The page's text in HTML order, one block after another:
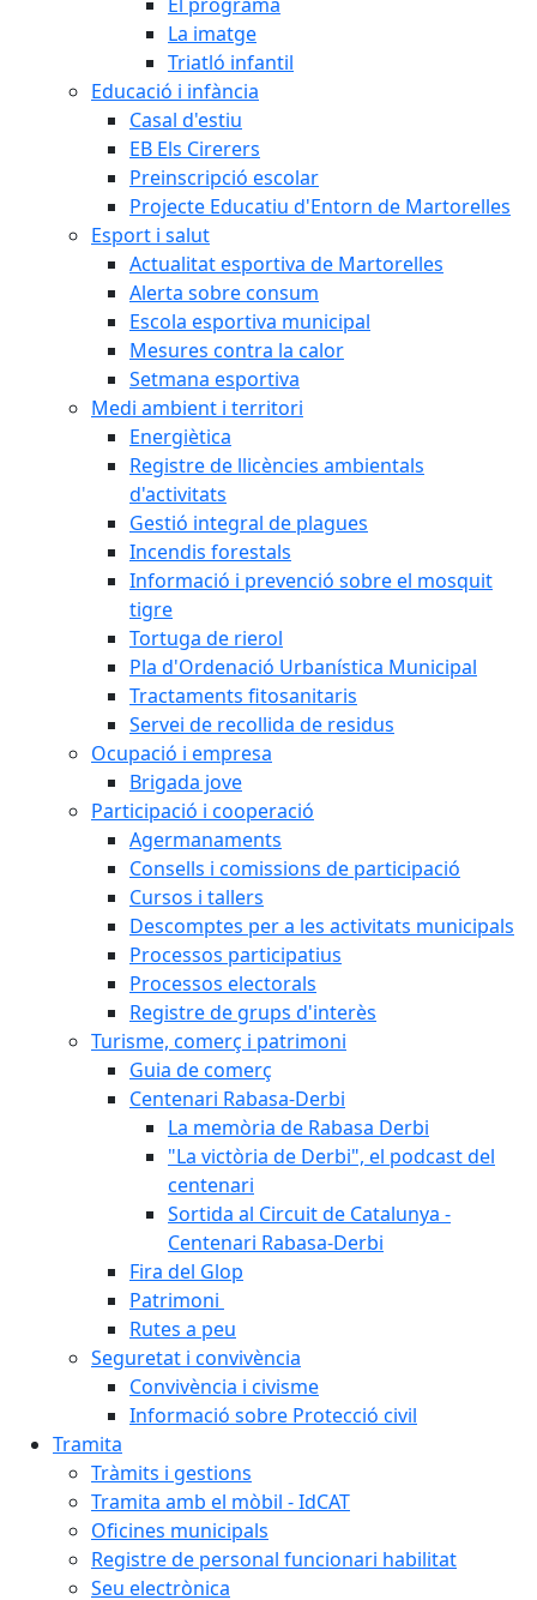
La imatge
Triatló infantil
Educació i infància
Casal d'estiu
EB Els Cirerers
Preinscripció escolar
Projecte Educatiu d'Entorn de Martorelles
Esport i salut
Actualitat esportiva de Martorelles
Alerta sobre consum
Escola esportiva municipal
Mesures contra la calor
Setmana esportiva
Medi ambient i territori
Energiètica
Registre de llicències ambientals
d'activitats
Gestió integral de plagues
Incendis forestals
Informació i prevenció sobre el mosquit
tigre
Tortuga de rierol
Pla d'Ordenació Urbanística Municipal
Tractaments fitosanitaris
Servei de recollida de residus
Ocupació i empresa
Brigada jove
Participació i cooperació
Agermanaments
Consells i comissions de participació
Cursos i tallers
Descomptes per a les activitats municipals
Processos participatius
Processos electorals
Registre de grups d'interès
Turisme, comerç i patrimoni
Guia de comerç
Centenari Rabasa-Derbi
La memòria de Rabasa Derbi
"La victòria de Derbi", el podcast del
centenari
Sortida al Circuit de Catalunya -
Centenari Rabasa-Derbi
Fira del Glop
Patrimoni
Rutes a peu
Seguretat i convivència
Convivència i civisme
Informació sobre Protecció civil
Tramita
Tràmits i gestions
Tramita amb el mòbil - IdCAT
Oficines municipals
Registre de personal funcionari habilitat
Seu electrònica